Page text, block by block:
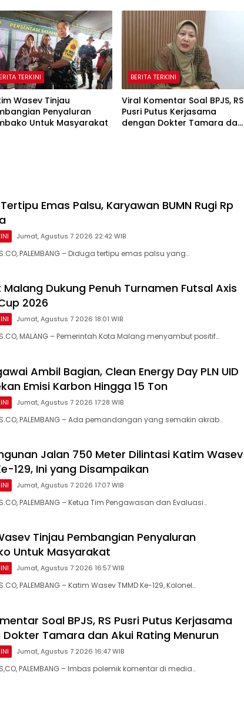
TERKINI
Wasev Tinjau
Penyaluran
Untuk Masyarakat
BERITA TERKINI
Viral Komentar Soal BPJS, RS
Pusri Putus Kerjasama
dengan Dokter Tamara dan
Emas Palsu, Karyawan BUMN Rugi Rp
Jumat, Agustus 7 2026 22:42 WIB
PALEMBANG – Diduga tertipu emas palsu yang…
Dukung Penuh Turnamen Futsal Axis
2026
Jumat, Agustus 7 2026 18:01 WIB
MALANG – Pemerintah Kota Malang menyambut positif…
Ambil Bagian, Clean Energy Day PLN UID
Emisi Karbon Hingga 15 Ton
Jumat, Agustus 7 2026 17:28 WIB
PALEMBANG – Ada pemandangan yang semakin akrab…
Jalan 750 Meter Dilintasi Katim Wasev
129, Ini yang Disampaikan
Jumat, Agustus 7 2026 17:07 WIB
PALEMBANG – Ketua Tim Pengawasan dan Evaluasi…
Tinjau Pembangian Penyaluran
Untuk Masyarakat
Jumat, Agustus 7 2026 16:57 WIB
PALEMBANG – Katim Wasev TMMD Ke-129, Kolonel…
Soal BPJS, RS Pusri Putus Kerjasama
Tamara dan Akui Rating Menurun
Jumat, Agustus 7 2026 16:47 WIB
PALEMBANG – Imbas polemik komentar di media…